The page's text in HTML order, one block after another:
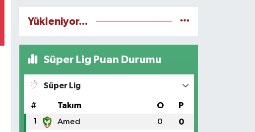
Yükleniyor...
Süper Lig Puan Durumu
Süper Lig
# Takım O P
1 Amed 0 0